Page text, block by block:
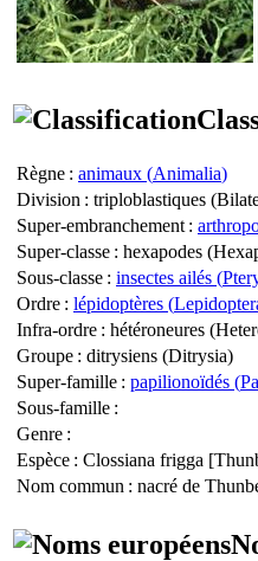
Règne : animaux (Animalia)
Division : triploblastiques (
Super-embranchement :
Super-classe : hexapodes (
Sous-classe : insectes ailés (
Ordre : lépidoptères (
Infra-ordre : hétéroneures (
Groupe : ditrysiens (Ditrysia)
Super-famille : papilionoïdés (
Sous-famille :
Genre :
Espèce : Clossiana frigga
Nom commun : nacré de